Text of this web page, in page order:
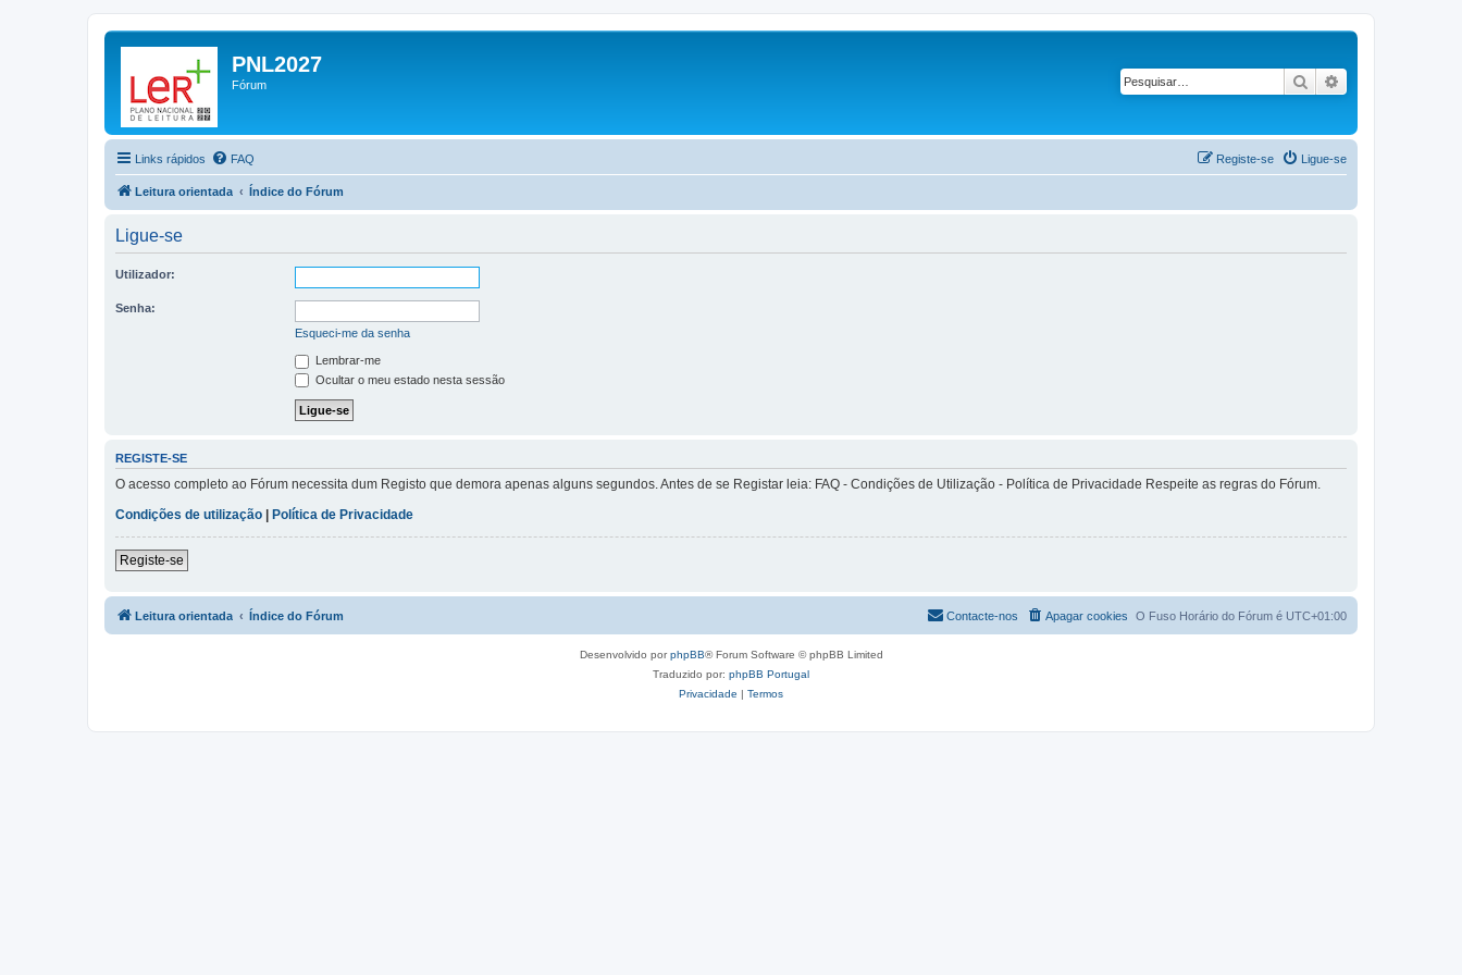
PNL2027
Fórum Pesquisar
Links rápidos FAQ Ligue-se
Registe-se
Leitura orientada Índice do Fórum
Ligue-se
Utilizador:
Senha:
Esqueci-me da senha
Lembrar-me
Ocultar o meu estado nesta sessão
REGISTE-SE
O acesso completo ao Fórum necessita dum Registo que demora apenas alguns segundos. Antes de se Registar leia: FAQ - Condições de Utilização - Política de Privacidade Respeite as regras do Fórum.
Condições de utilização | Política de Privacidade
Registe-se
Leitura orientada Índice do Fórum O Fuso Horário do Fórum é UTC+01:00
Apagar cookies
Contacte-nos
Desenvolvido porphpBB® Forum Software © phpBB Limited
Traduzido por: phpBB Portugal
Privacidade | Termos